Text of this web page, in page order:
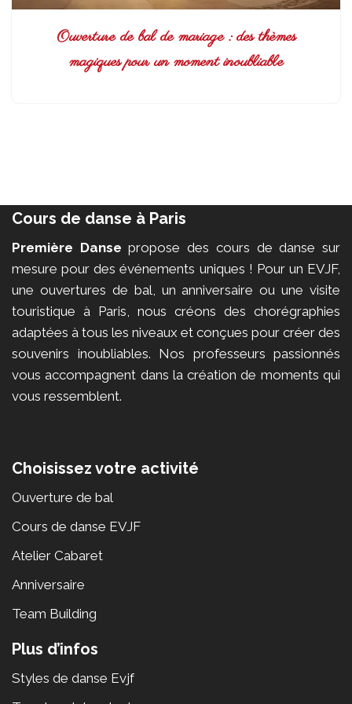
Ouverture de bal de mariage : des thèmes
magiques pour un moment inoubliable
Cours de danse à Paris
Première Danse propose des cours de danse sur
mesure pour des événements uniques ! Pour un EVJF,
une ouvertures de bal, un anniversaire ou une visite
touristique à Paris, nous créons des chorégraphies
adaptées à tous les niveaux et conçues pour créer des
souvenirs inoubliables. Nos professeurs passionnés
vous accompagnent dans la création de moments qui
vous ressemblent.
Choisissez votre activité
Ouverture de bal
Cours de danse EVJF
Atelier Cabaret
Anniversaire
Team Building
Plus d’infos
Styles de danse Evjf